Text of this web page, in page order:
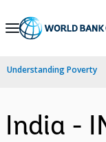
Skip
Navigation
Understanding Poverty
India -